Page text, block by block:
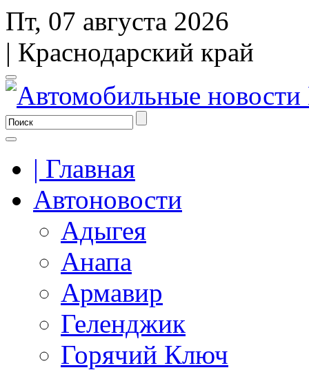
Пт, 07 августа 2026
| Краснодарский край
| Главная
Автоновости
Адыгея
Анапа
Армавир
Геленджик
Горячий Ключ